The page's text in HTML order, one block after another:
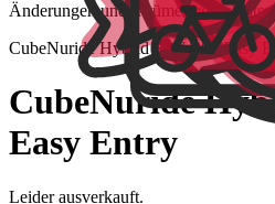
Änderungen und Irrtümer vorbehalten.
CubeNuride Hybrid SLX 800 Easy
CubeNuride
Easy Entry
Leider ausverkauft.